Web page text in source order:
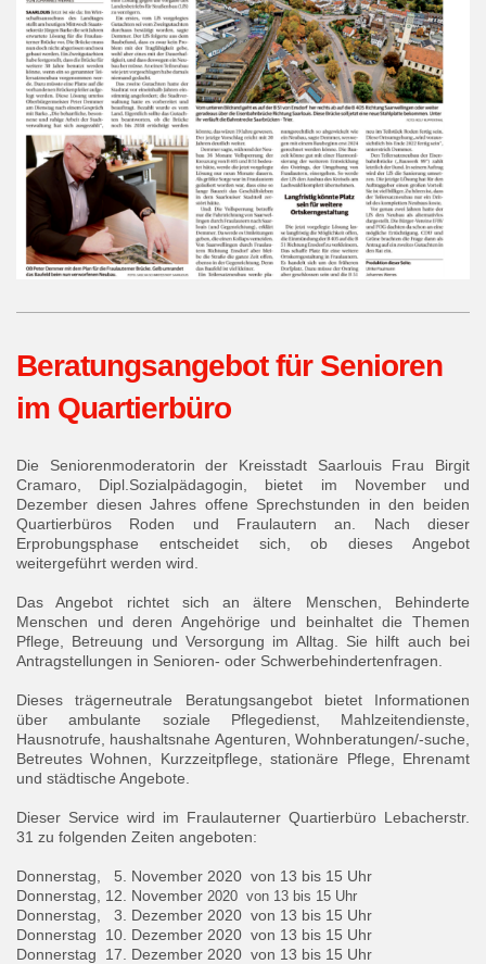
Beratungsangebot für Senioren
im Quartierbüro
Die Seniorenmoderatorin der Kreisstadt Saarlouis Frau Birgit
Cramaro, Dipl.Sozialpädagogin, bietet im November und
Dezember diesen Jahres offene Sprechstunden in den beiden
Quartierbüros Roden und Fraulautern an. Nach dieser
Erprobungsphase entscheidet sich, ob dieses Angebot
weitergeführt werden wird.
Das Angebot richtet sich an ältere Menschen, Behinderte
Menschen und deren Angehörige und beinhaltet die Themen
Pflege, Betreuung und Versorgung im Alltag. Sie hilft auch bei
Antragstellungen in Senioren- oder Schwerbehindertenfragen.
Dieses trägerneutrale Beratungsangebot bietet Informationen
über ambulante soziale Pflegedienst, Mahlzeitendienste,
Hausnotrufe, haushaltsnahe Agenturen, Wohnberatungen/-suche,
Betreutes Wohnen, Kurzzeitpflege, stationäre Pflege, Ehrenamt
und städtische Angebote.
Dieser Service wird im Fraulauterner Quartierbüro Lebacherstr.
31 zu folgenden Zeiten angeboten:
Donnerstag, 5. November 2020 von 13 bis 15 Uhr
Donnerstag, 12. November 2020 von 13 bis 15 Uhr
Donnerstag, 3. Dezember 2020 von 13 bis 15 Uhr
Donnerstag 10. Dezember 2020 von 13 bis 15 Uhr
Donnerstag 17. Dezember 2020 von 13 bis 15 Uhr